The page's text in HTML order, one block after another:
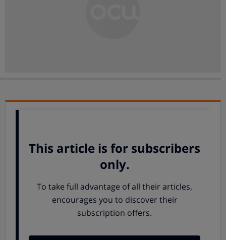
Tribunal Económico Administrativo correspondiente, en
OCU ponemos a tu disposición este modelo.
CONTRA LIQUIDACIÓN PROVISIONAL